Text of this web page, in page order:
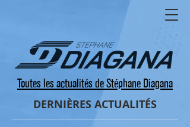
Toutes les actualités de Stéphane Diagana
DERNIÈRES ACTUALITÉS